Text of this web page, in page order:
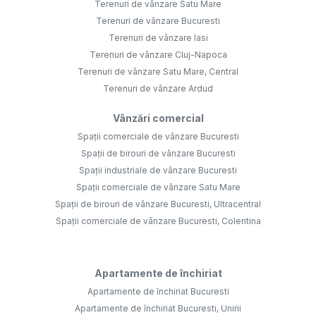
Terenuri de vânzare Satu Mare
Terenuri de vânzare Bucuresti
Terenuri de vânzare Iasi
Terenuri de vânzare Cluj-Napoca
Terenuri de vânzare Satu Mare, Central
Terenuri de vânzare Ardud
Vânzări comercial
Spații comerciale de vânzare Bucuresti
Spații de birouri de vânzare Bucuresti
Spații industriale de vânzare Bucuresti
Spații comerciale de vânzare Satu Mare
Spații de birouri de vânzare Bucuresti, Ultracentral
Spații comerciale de vânzare Bucuresti, Colentina
Apartamente de închiriat
Apartamente de închiriat Bucuresti
Apartamente de închiriat Bucuresti, Unirii